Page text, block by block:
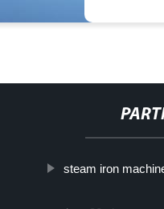
steam iron